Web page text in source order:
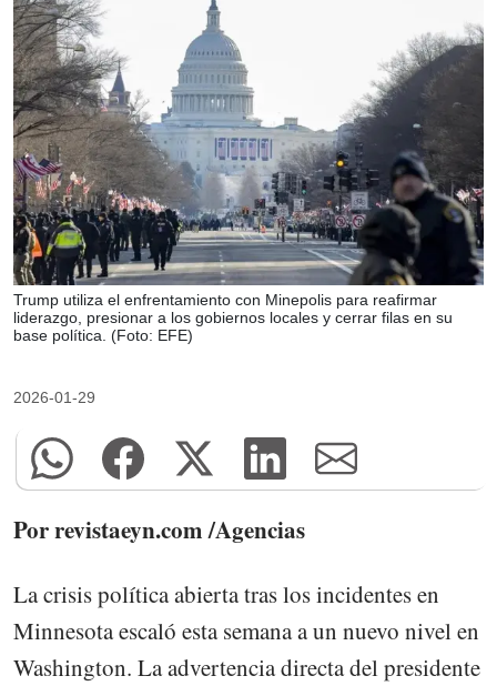
Trump utiliza el enfrentamiento con Minepolis para reafirmar
liderazgo, presionar a los gobiernos locales y cerrar filas en su
base política. (Foto: EFE)
2026-01-29
Por revistaeyn.com /Agencias
La crisis política abierta tras los incidentes en
Minnesota escaló esta semana a un nuevo nivel en
Washington. La advertencia directa del presidente